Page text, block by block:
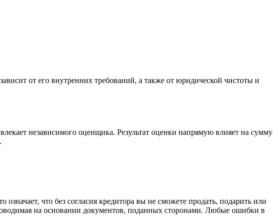
от его внутренних требований, а также от юридической чистоты и
независимого оценщика. Результат оценки напрямую влияет на сумму
что без согласия кредитора вы не сможете продать, подарить или
на основании документов, поданных сторонами. Любые ошибки в